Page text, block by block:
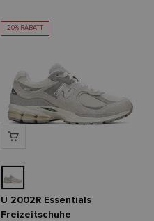
20% RABATT
U 2002R Essentials
Freizeitschuhe